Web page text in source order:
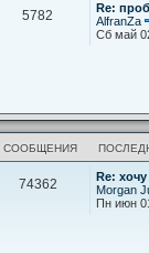
5782
Re:
AlfranZa
Сб май
СООБЩЕНИЯ
74362
Re:
Morgan
Пн июн